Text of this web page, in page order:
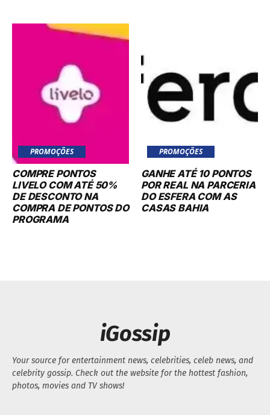
PROMOÇÕES
COMPRE PONTOS
LIVELO COM ATÉ 50%
DE DESCONTO NA
COMPRA DE PONTOS DO
PROGRAMA
PROMOÇÕES
GANHE ATÉ 10 PONTOS
POR REAL NA PARCERIA
DO ESFERA COM AS
CASAS BAHIA
iGossip
Your source for entertainment news, celebrities, celeb news, and
celebrity gossip. Check out the website for the hottest fashion,
photos, movies and TV shows!